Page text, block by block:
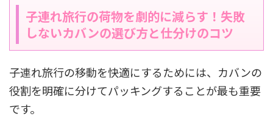
子連れ旅行の荷物を劇的に減らす！失敗
しないカバンの選び方と仕分けのコツ
子連れ旅行の移動を快適にするためには、カバンの
役割を明確に分けてパッキングすることが最も重要
です。